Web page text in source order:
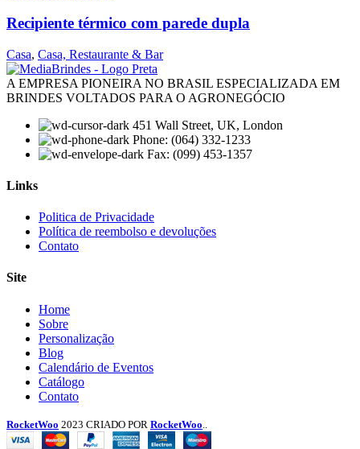
Recipiente térmico com parede dupla
Casa, Casa, Restaurante & Bar
A EMPRESA PIONEIRA NO BRASIL ESPECIALIZADA EM
BRINDES VOLTADOS PARA O AGRONEGÓCIO
451 Wall Street, UK, London
Phone: (064) 332-1233
Fax: (099) 453-1357
Links
Menu
Politica de Privacidade
Política de reembolso e devoluções
Contato
Site
Menu
Home
Sobre
Personalização
Blog
Calendário de Eventos
Catálogo
Contato
RocketWoo 2023 CRIADO POR RocketWoo